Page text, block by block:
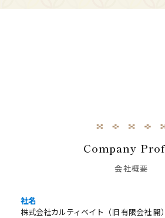
Company
会社概要
社名
株式会社カルティベイト（旧 有限会社 開